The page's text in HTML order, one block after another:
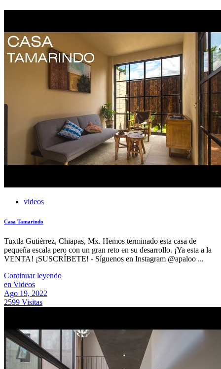
videos
Casa Tamarindo
Tuxtla Gutiérrez, Chiapas, Mx. Hemos terminado esta casa de
pequeña escala pero con un gran reto en su desarrollo. ¡Ya esta a la
VENTA! ¡SUSCRÍBETE! - Síguenos en Instagram @apaloo ...
Continuar leyendo
en Videos
Ago 19, 2022
2599 Visitas